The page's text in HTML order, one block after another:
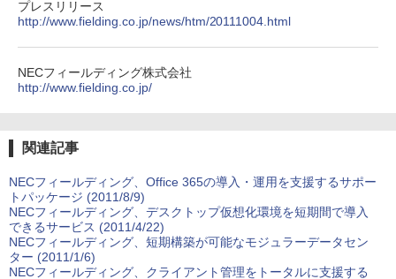
プレスリリース
http://www.fielding.co.jp/news/htm/20111004.html
NECフィールディング株式会社
http://www.fielding.co.jp/
関連記事
NECフィールディング、Office 365の導入・運用を支援するサポー
トパッケージ (2011/8/9)
NECフィールディング、デスクトップ仮想化環境を短期間で導入
できるサービス (2011/4/22)
NECフィールディング、短期構築が可能なモジュラーデータセン
ター (2011/1/6)
NECフィールディング、クライアント管理をトータルに支援する